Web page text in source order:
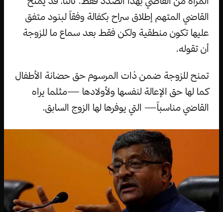
القاضي المتهم إطلاق سراح بكفالة وفقاً لبنود متفق
عليها تكون منطقية ولكن فقط بعد سماع ما للزوجة
أن تقوله.
تمنح للزوجة ضمن ذات المرسوم حق حضانة الأطفال
كما لها حق الإعالة لنفسها ولأولادها —مثلما يراه
القاضي مناسباً— التي يوفرها لها الزوج السابق.